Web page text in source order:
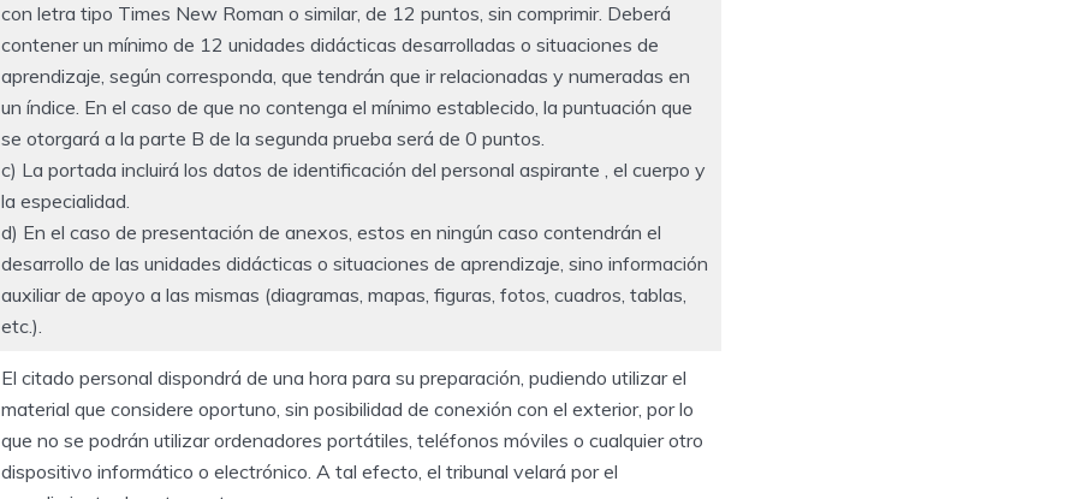
con letra tipo Times New Roman o similar, de 12 puntos, sin comprimir. Deberá
contener un mínimo de 12 unidades didácticas desarrolladas o situaciones de
aprendizaje, según corresponda, que tendrán que ir relacionadas y numeradas en
un índice. En el caso de que no contenga el mínimo establecido, la puntuación que
se otorgará a la parte B de la segunda prueba será de 0 puntos.
c) La portada incluirá los datos de identificación del personal aspirante , el cuerpo y
la especialidad.
d) En el caso de presentación de anexos, estos en ningún caso contendrán el
desarrollo de las unidades didácticas o situaciones de aprendizaje, sino información
auxiliar de apoyo a las mismas (diagramas, mapas, figuras, fotos, cuadros, tablas,
etc.).
El citado personal dispondrá de una hora para su preparación, pudiendo utilizar el
material que considere oportuno, sin posibilidad de conexión con el exterior, por lo
que no se podrán utilizar ordenadores portátiles, teléfonos móviles o cualquier otro
dispositivo informático o electrónico. A tal efecto, el tribunal velará por el